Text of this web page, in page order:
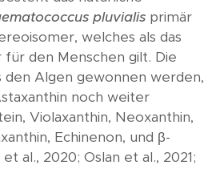
pluvialis primär
welches als das
den Menschen gilt. Die
den Algen gewonnen werden,
noch weiter
Violaxanthin, Neoxanthin,
Echinenon, und β-
al., 2020; Oslan et al., 2021;